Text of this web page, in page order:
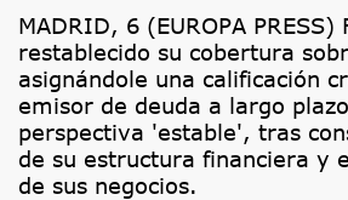
MADRID, 6 (EUROPA PRESS)
restablecido su cobertura
asignándole una calificación
emisor de deuda a largo
perspectiva 'estable', tras
de su estructura financiera y
de sus negocios.